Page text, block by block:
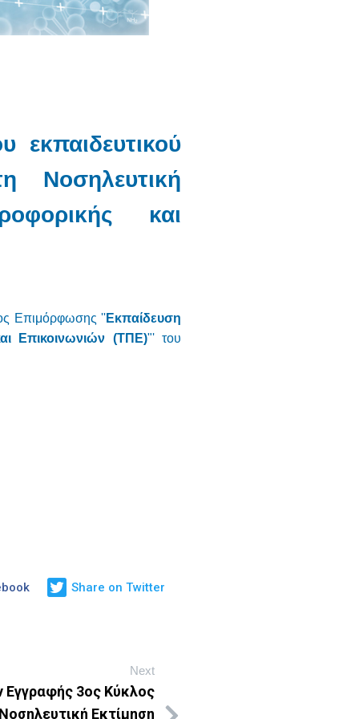
Νοσηλευτική
και
Επιμόρφωσης ''Εκπαίδευση
Επικοινωνιών (ΤΠΕ)"' του
Share on Twitter
Next
Εγγραφής 3ος Κύκλος
Εκτίμηση